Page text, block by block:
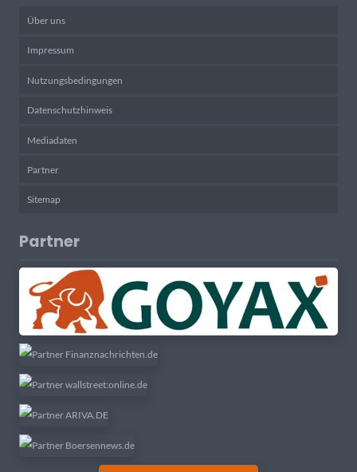
Über uns
Impressum
Nutzungsbedingungen
Datenschutzhinweis
Mediadaten
Partner
Sitemap
Partner